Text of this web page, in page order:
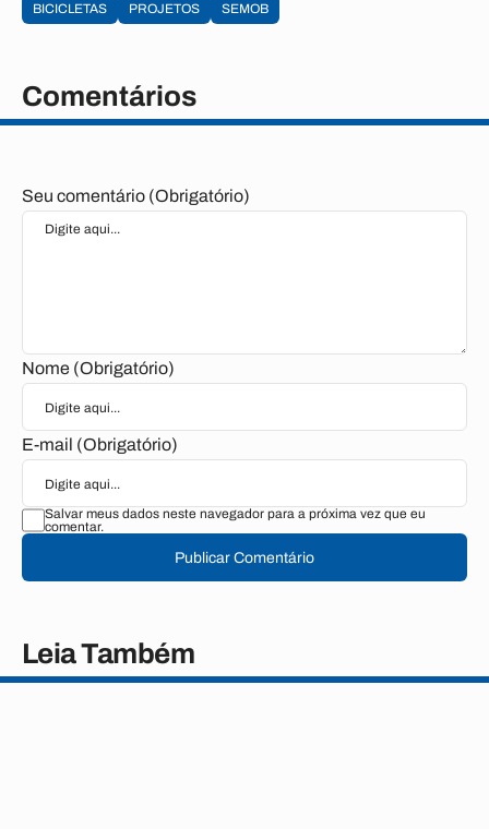
BICICLETAS PROJETOS SEMOB
Comentários
Seu comentário (Obrigatório)
Nome (Obrigatório)
E-mail (Obrigatório)
Salvar meus dados neste navegador para a próxima vez que eu
comentar.
Publicar Comentário
Leia Também